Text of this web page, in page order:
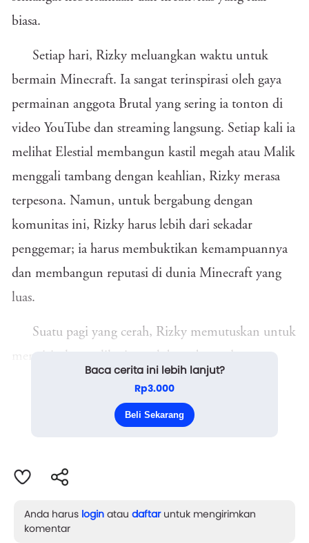
biasa.
Setiap hari, Rizky meluangkan waktu untuk
bermain Minecraft. Ia sangat terinspirasi oleh gaya
permainan anggota Brutal yang sering ia tonton di
video YouTube dan streaming langsung. Setiap kali ia
melihat Elestial membangun kastil megah atau Malik
menggali tambang dengan keahlian, Rizky merasa
terpesona. Namun, untuk bergabung dengan
komunitas ini, Rizky harus lebih dari sekadar
penggemar; ia harus membuktikan kemampuannya
dan membangun reputasi di dunia Minecraft yang
luas.
Suatu pagi yang cerah, Rizky memutuskan untuk
Brutal. Dalam suratnya, ia menuliskan dengan
penuh semangat tentang ketertarikan dan
Baca cerita ini lebih lanjut?
Rp3.000
Beli Sekarang
Anda harus login atau daftaruntuk mengirimkan
komentar